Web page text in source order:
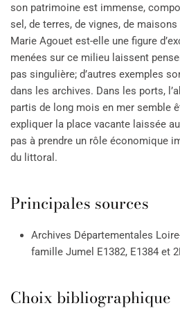
son patrimoine est immense,
sel, de terres, de vignes, de
Marie Agouet est-elle une figure
menées sur ce milieu laissent
pas singulière; d’autres exemples
dans les archives. Dans les ports,
partis de long mois en mer semble
expliquer la place vacante laissée
pas à prendre un rôle économique
du littoral.
Principales sources
Archives Départementales
famille Jumel E1382, E1384 et
Choix bibliographique